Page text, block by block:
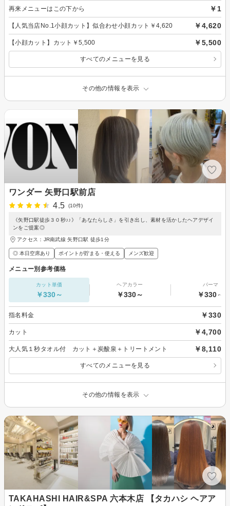
再来メニューはこの下から ￥1
【人気当店No.1小顔カット】似合わせ小顔カット￥4,620 ￥4,620
【小顔カット】カット￥5,500 ￥5,500
すべてのメニューを見る
その他の情報を表示
ワンダー 矢野口駅前店
4.5
(10件)
《矢野口駅徒歩３０秒♪♪》「あなたらしさ」を引き出し、素材を活かしたヘアデザイ
ンをご提案◎
アクセス：JR南武線 矢野口駅 徒歩1分
◎ 本日空席あり ポイントが貯まる・使える メンズ歓迎
メニュー別参考価格
カット単価
￥330～
ヘアカラー
￥330～
パーマ
￥330～
指名料金 ￥330
カット ￥4,700
大人気１秒タオル付 カット＋炭酸泉＋トリートメント ￥8,110
すべてのメニューを見る
その他の情報を表示
TAKAHASHI HAIR&SPA 六本木店 【タカハシ ヘアア